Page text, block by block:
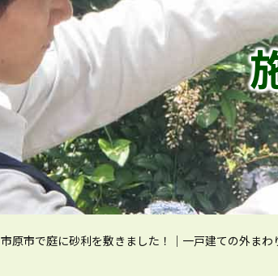
市原市で庭に砂利を敷きました！｜一戸建ての外まわ